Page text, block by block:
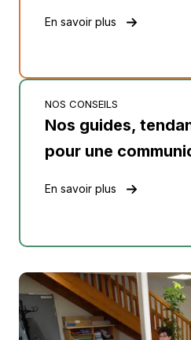
En savoir plus
NOS CONSEILS
Nos guides,
pour une
En savoir plus